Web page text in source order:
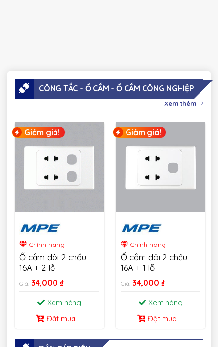
CÔNG TẮC - Ổ CẮM - Ổ CẮM CÔNG NGHIỆP
Xem thêm
Giảm giá!
Chính hãng
Ổ cắm đôi 2 chấu
16A + 2 lỗ
Giá: 34,000 ₫
Xem hàng
Đặt mua
Giảm giá!
Chính hãng
Ổ cắm đôi 2 chấu
16A + 1 lỗ
Giá: 34,000 ₫
Xem hàng
Đặt mua